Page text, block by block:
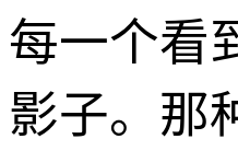
每一个看
影子。那